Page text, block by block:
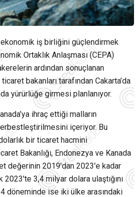
iş birliğini güçlendirmek
Ortaklık Anlaşması (CEPA)
ardından sonuçlanan
bakanları tarafından Cakarta’da
yürürlüğe girmesi planlanıyor.
ihraç ettiği malların
içeriyor. Bu
bir ticaret hacmini
Bakanlığı, Endonezya ve Kanada
değerinin 2019'dan 2023'e kadar
2023'te 3,4 milyar dolara ulaştığını
döneminde ise iki ülke arasındaki